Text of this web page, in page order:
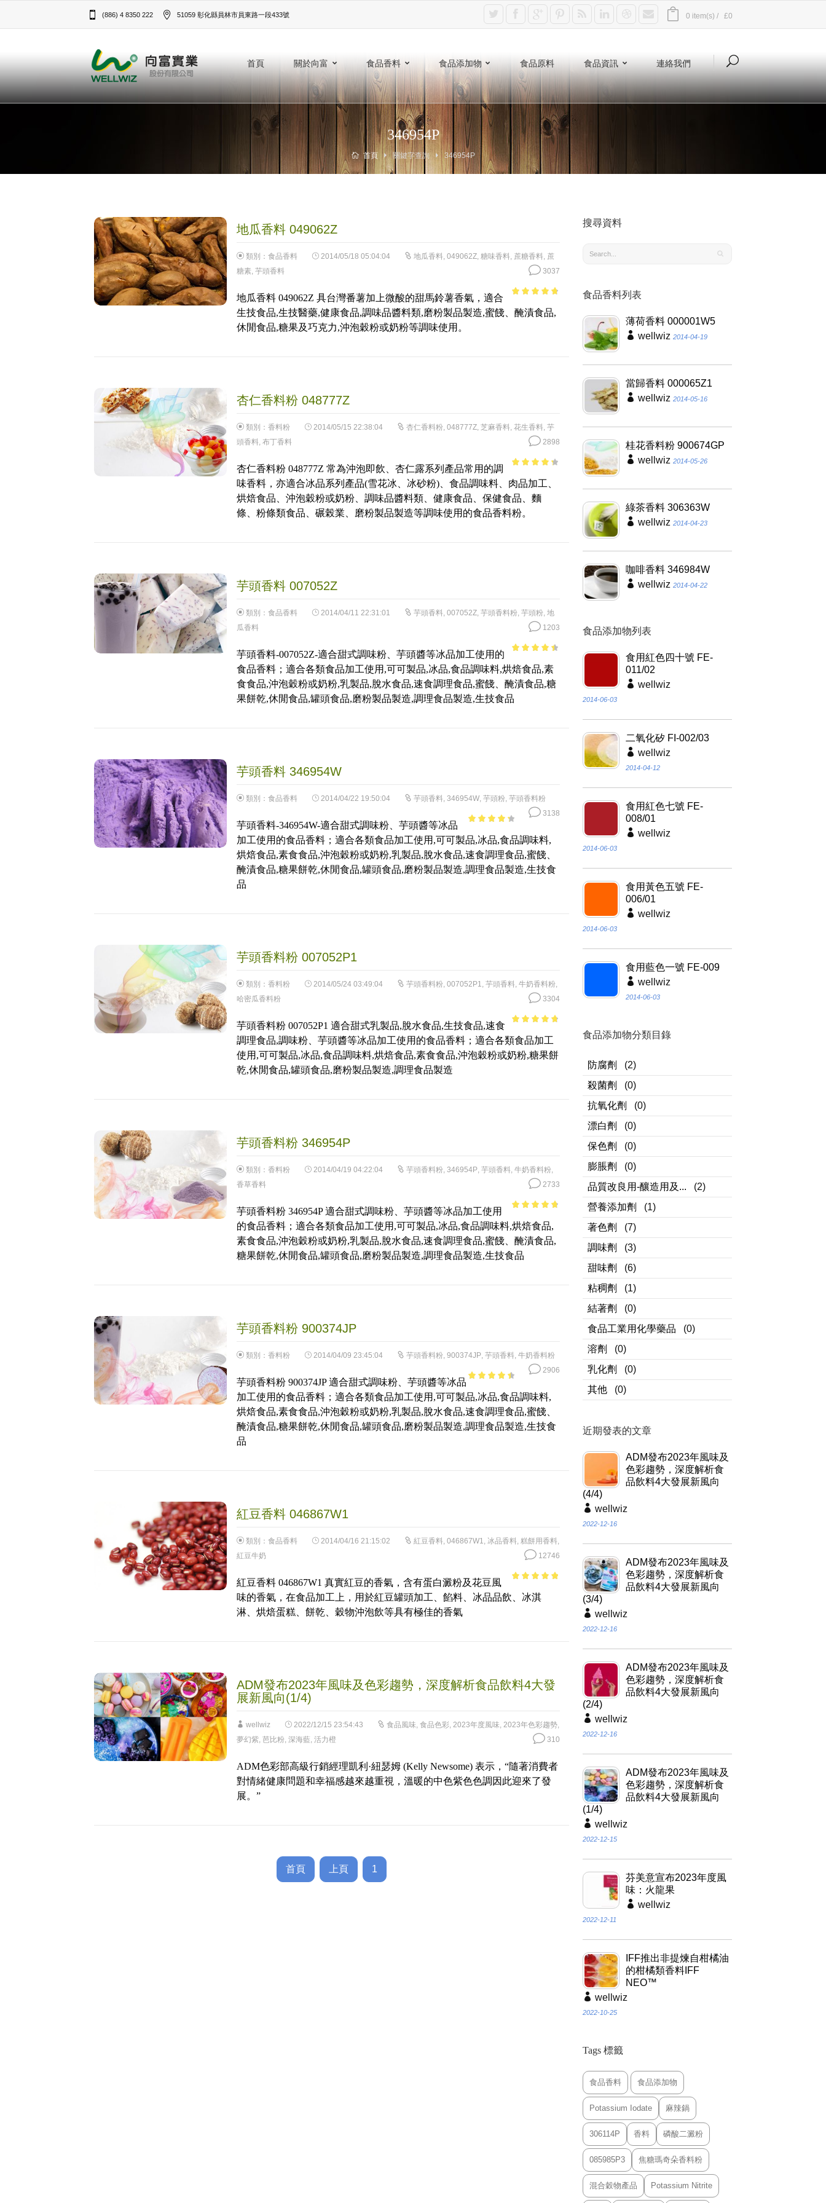
(886) 4 8350 222 51059 彰化縣員林市員東路一段433號‎ 0 item(s) / £0
首頁 關於向富 食品香料 食品添加物 食品原料 食品資訊 連絡我們
346954P
首頁 關鍵字查詢 346954P
地瓜香料 049062Z
類別： 食品香料 2014/05/18 05:04:04 地瓜香料, 049062Z, 糖味香料, 蔗糖香料, 蔗
糖素, 芋頭香料 3037
5
地瓜香料 049062Z 具台灣番薯加上微酸的甜馬鈴薯香氣，適合
生技食品,生技醫藥,健康食品,調味品醬料類,磨粉製品製造,蜜餞、醃漬食品,
休閒食品,糖果及巧克力,沖泡穀粉或奶粉等調味使用。
杏仁香料粉 048777Z
類別： 香料粉 2014/05/15 22:38:04 杏仁香料粉, 048777Z, 芝麻香料, 花生香料, 芋
頭香料, 布丁香料 2898
of 5
杏仁香料粉 048777Z 常為沖泡即飲、杏仁露系列產品常用的調
味香料，亦適合冰品系列產品(雪花冰、冰砂粉)、食品調味料、肉品加工、
烘焙食品、沖泡穀粉或奶粉、調味品醬料類、健康食品、保健食品、麵
條、粉條類食品、碾榖業、磨粉製品製造等調味使用的食品香料粉。
芋頭香料 007052Z
類別： 食品香料 2014/04/11 22:31:01 芋頭香料, 007052Z, 芋頭香料粉, 芋頭粉, 地
瓜香料
1203
of 5
芋頭香料-007052Z-適合甜式調味粉、芋頭醬等冰品加工使用的
食品香料；適合各類食品加工使用,可可製品,冰品,食品調味料,烘焙食品,素
食食品,沖泡穀粉或奶粉,乳製品,脫水食品,速食調理食品,蜜餞、醃漬食品,糖
果餅乾,休閒食品,罐頭食品,磨粉製品製造,調理食品製造,生技食品
芋頭香料 346954W
類別： 食品香料 2014/04/22 19:50:04 芋頭香料, 346954W, 芋頭粉, 芋頭香料粉
3138
of 5
芋頭香料-346954W-適合甜式調味粉、芋頭醬等冰品
加工使用的食品香料；適合各類食品加工使用,可可製品,冰品,食品調味料,
烘焙食品,素食食品,沖泡穀粉或奶粉,乳製品,脫水食品,速食調理食品,蜜餞、
醃漬食品,糖果餅乾,休閒食品,罐頭食品,磨粉製品製造,調理食品製造,生技食
品
芋頭香料粉 007052P1
類別： 香料粉 2014/05/24 03:49:04 芋頭香料粉, 007052P1, 芋頭香料, 牛奶香料粉,
哈密瓜香料粉
3304
5
芋頭香料粉 007052P1 適合甜式乳製品,脫水食品,生技食品,速食
調理食品,調味粉、芋頭醬等冰品加工使用的食品香料；適合各類食品加工
使用,可可製品,冰品,食品調味料,烘焙食品,素食食品,沖泡穀粉或奶粉,糖果餅
乾,休閒食品,罐頭食品,磨粉製品製造,調理食品製造
芋頭香料粉 346954P
類別： 香料粉 2014/04/19 04:22:04 芋頭香料粉, 346954P, 芋頭香料, 牛奶香料粉,
香草香料
2733
5
芋頭香料粉 346954P 適合甜式調味粉、芋頭醬等冰品加工使用
的食品香料；適合各類食品加工使用,可可製品,冰品,食品調味料,烘焙食品,
素食食品,沖泡穀粉或奶粉,乳製品,脫水食品,速食調理食品,蜜餞、醃漬食品,
糖果餅乾,休閒食品,罐頭食品,磨粉製品製造,調理食品製造,生技食品
芋頭香料粉 900374JP
類別： 香料粉 2014/04/09 23:45:04 芋頭香料粉, 900374JP, 芋頭香料, 牛奶香料粉
2906
of 5
芋頭香料粉 900374JP 適合甜式調味粉、芋頭醬等冰品
加工使用的食品香料；適合各類食品加工使用,可可製品,冰品,食品調味料,
烘焙食品,素食食品,沖泡穀粉或奶粉,乳製品,脫水食品,速食調理食品,蜜餞、
醃漬食品,糖果餅乾,休閒食品,罐頭食品,磨粉製品製造,調理食品製造,生技食
品
紅豆香料 046867W1
類別： 食品香料 2014/04/16 21:15:02 紅豆香料, 046867W1, 冰品香料, 糕餅用香料,
紅豆牛奶
12746
5
紅豆香料 046867W1 真實紅豆的香氣，含有蛋白澱粉及花豆風
味的香氣，在食品加工上，用於紅豆罐頭加工、餡料、冰品品飲、冰淇
淋、烘焙蛋糕、餅乾、穀物沖泡飲等具有極佳的香氣
ADM發布2023年風味及色彩趨勢，深度解析食品飲料4大發
展新風向(1/4)
wellwiz 2022/12/15 23:54:43 食品風味, 食品色彩, 2023年度風味, 2023年色彩趨勢,
夢幻紫, 芭比粉, 深海藍, 活力橙 310
ADM色彩部高級行銷經理凱利·紐瑟姆 (Kelly Newsome) 表示，“隨著消費者
對情緒健康問題和幸福感越來越重視，溫暖的中色紫色色調因此迎來了發
展。”
首頁 上頁 1
搜尋資料
食品香料列表
薄荷香料 000001W5
wellwiz 2014-04-19
當歸香料 000065Z1
wellwiz 2014-05-16
桂花香料粉 900674GP
wellwiz 2014-05-26
綠茶香料 306363W
wellwiz 2014-04-23
咖啡香料 346984W
wellwiz 2014-04-22
食品添加物列表
食用紅色四十號 FE-
011/02
wellwiz
2014-06-03
二氧化矽 FI-002/03
wellwiz
2014-04-12
食用紅色七號 FE-
008/01
wellwiz
2014-06-03
食用黃色五號 FE-
006/01
wellwiz
2014-06-03
食用藍色一號 FE-009
wellwiz
2014-06-03
食品添加物分類目錄
防腐劑
(2)
殺菌劑
(0)
抗氧化劑
(0)
漂白劑
(0)
保色劑
(0)
膨脹劑
(0)
品質改良用-釀造用及...
(2)
營養添加劑
(1)
著色劑
(7)
調味劑
(3)
甜味劑
(6)
粘稠劑
(1)
結著劑
(0)
食品工業用化學藥品
(0)
溶劑
(0)
乳化劑
(0)
其他
(0)
近期發表的文章
ADM發布2023年風味及
色彩趨勢，深度解析食
品飲料4大發展新風向
(4/4)
wellwiz
2022-12-16
ADM發布2023年風味及
色彩趨勢，深度解析食
品飲料4大發展新風向
(3/4)
wellwiz
2022-12-16
ADM發布2023年風味及
色彩趨勢，深度解析食
品飲料4大發展新風向
(2/4)
wellwiz
2022-12-16
ADM發布2023年風味及
色彩趨勢，深度解析食
品飲料4大發展新風向
(1/4)
wellwiz
2022-12-15
芬美意宣布2023年度風
味：火龍果
wellwiz
2022-12-11
IFF推出非提煉自柑橘油
的柑橘類香料IFF
NEO™
wellwiz
2022-10-25
Tags 標籤
食品香料 食品添加物
Potassium Iodate 麻辣鍋
306114P 香料 磷酸二澱粉
085985P3 焦糖瑪奇朵香料粉
混合穀物產品 Potassium Nitrite